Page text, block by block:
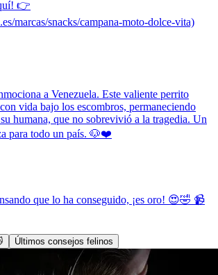
👉
marcas/snacks/campana-moto-dolce-vita)
a Venezuela. Este valiente perrito
vida bajo los escombros, permaneciendo
humana, que no sobrevivió a la tragedia. Un
para todo un país. 🐶❤️
que lo ha conseguido, ¡es oro! 😍🤣 📹
Últimos consejos felinos